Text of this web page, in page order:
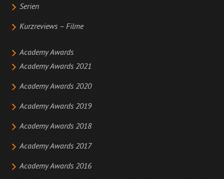
Serien
Kurzreviews – Filme
Academy Awards
Academy Awards 2021
Academy Awards 2020
Academy Awards 2019
Academy Awards 2018
Academy Awards 2017
Academy Awards 2016